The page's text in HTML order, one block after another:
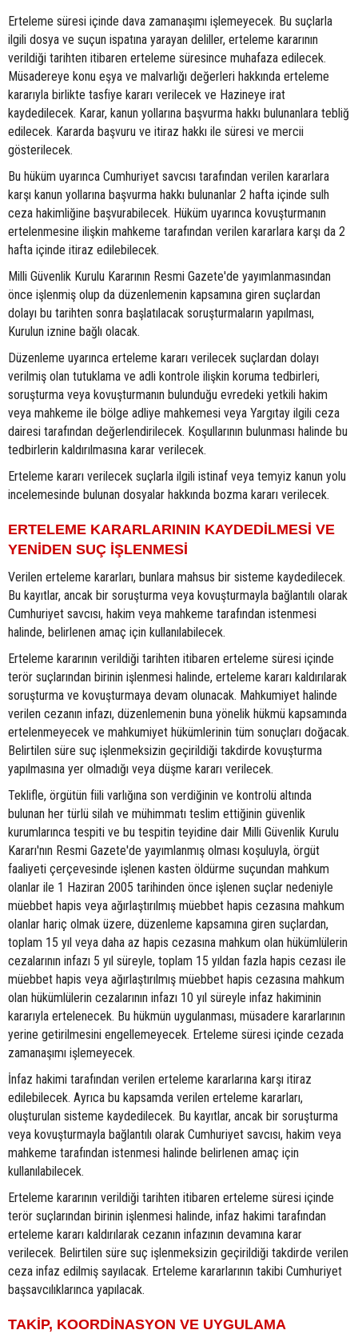
Erteleme süresi içinde dava zamanaşımı işlemeyecek. Bu suçlarla
ilgili dosya ve suçun ispatına yarayan deliller, erteleme kararının
verildiği tarihten itibaren erteleme süresince muhafaza edilecek.
Müsadereye konu eşya ve malvarlığı değerleri hakkında erteleme
kararıyla birlikte tasfiye kararı verilecek ve Hazineye irat
kaydedilecek. Karar, kanun yollarına başvurma hakkı bulunanlara tebliğ
edilecek. Kararda başvuru ve itiraz hakkı ile süresi ve mercii
gösterilecek.
Bu hüküm uyarınca Cumhuriyet savcısı tarafından verilen kararlara
karşı kanun yollarına başvurma hakkı bulunanlar 2 hafta içinde sulh
ceza hakimliğine başvurabilecek. Hüküm uyarınca kovuşturmanın
ertelenmesine ilişkin mahkeme tarafından verilen kararlara karşı da 2
hafta içinde itiraz edilebilecek.
Milli Güvenlik Kurulu Kararının Resmi Gazete'de yayımlanmasından
önce işlenmiş olup da düzenlemenin kapsamına giren suçlardan
dolayı bu tarihten sonra başlatılacak soruşturmaların yapılması,
Kurulun iznine bağlı olacak.
Düzenleme uyarınca erteleme kararı verilecek suçlardan dolayı
verilmiş olan tutuklama ve adli kontrole ilişkin koruma tedbirleri,
soruşturma veya kovuşturmanın bulunduğu evredeki yetkili hakim
veya mahkeme ile bölge adliye mahkemesi veya Yargıtay ilgili ceza
dairesi tarafından değerlendirilecek. Koşullarının bulunması halinde bu
tedbirlerin kaldırılmasına karar verilecek.
Erteleme kararı verilecek suçlarla ilgili istinaf veya temyiz kanun yolu
incelemesinde bulunan dosyalar hakkında bozma kararı verilecek.
ERTELEME KARARLARININ KAYDEDİLMESİ VE
YENİDEN SUÇ İŞLENMESİ
Verilen erteleme kararları, bunlara mahsus bir sisteme kaydedilecek.
Bu kayıtlar, ancak bir soruşturma veya kovuşturmayla bağlantılı olarak
Cumhuriyet savcısı, hakim veya mahkeme tarafından istenmesi
halinde, belirlenen amaç için kullanılabilecek.
Erteleme kararının verildiği tarihten itibaren erteleme süresi içinde
terör suçlarından birinin işlenmesi halinde, erteleme kararı kaldırılarak
soruşturma ve kovuşturmaya devam olunacak. Mahkumiyet halinde
verilen cezanın infazı, düzenlemenin buna yönelik hükmü kapsamında
ertelenmeyecek ve mahkumiyet hükümlerinin tüm sonuçları doğacak.
Belirtilen süre suç işlenmeksizin geçirildiği takdirde kovuşturma
yapılmasına yer olmadığı veya düşme kararı verilecek.
Teklifle, örgütün fiili varlığına son verdiğinin ve kontrolü altında
bulunan her türlü silah ve mühimmatı teslim ettiğinin güvenlik
kurumlarınca tespiti ve bu tespitin teyidine dair Milli Güvenlik Kurulu
Kararı'nın Resmi Gazete'de yayımlanmış olması koşuluyla, örgüt
faaliyeti çerçevesinde işlenen kasten öldürme suçundan mahkum
olanlar ile 1 Haziran 2005 tarihinden önce işlenen suçlar nedeniyle
müebbet hapis veya ağırlaştırılmış müebbet hapis cezasına mahkum
olanlar hariç olmak üzere, düzenleme kapsamına giren suçlardan,
toplam 15 yıl veya daha az hapis cezasına mahkum olan hükümlülerin
cezalarının infazı 5 yıl süreyle, toplam 15 yıldan fazla hapis cezası ile
müebbet hapis veya ağırlaştırılmış müebbet hapis cezasına mahkum
olan hükümlülerin cezalarının infazı 10 yıl süreyle infaz hakiminin
kararıyla ertelenecek. Bu hükmün uygulanması, müsadere kararlarının
yerine getirilmesini engellemeyecek. Erteleme süresi içinde cezada
zamanaşımı işlemeyecek.
İnfaz hakimi tarafından verilen erteleme kararlarına karşı itiraz
edilebilecek. Ayrıca bu kapsamda verilen erteleme kararları,
oluşturulan sisteme kaydedilecek. Bu kayıtlar, ancak bir soruşturma
veya kovuşturmayla bağlantılı olarak Cumhuriyet savcısı, hakim veya
mahkeme tarafından istenmesi halinde belirlenen amaç için
kullanılabilecek.
Erteleme kararının verildiği tarihten itibaren erteleme süresi içinde
terör suçlarından birinin işlenmesi halinde, infaz hakimi tarafından
erteleme kararı kaldırılarak cezanın infazının devamına karar
verilecek. Belirtilen süre suç işlenmeksizin geçirildiği takdirde verilen
ceza infaz edilmiş sayılacak. Erteleme kararlarının takibi Cumhuriyet
başsavcılıklarınca yapılacak.
TAKİP, KOORDİNASYON VE UYGULAMA